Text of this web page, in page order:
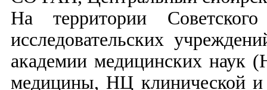
На территории
исследовательских
академии медицинских наук
медицины, НЦ клинической